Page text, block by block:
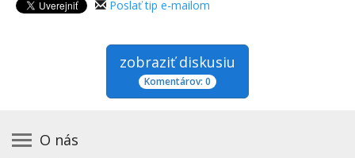
Poslať tip e-mailom
zobraziť diskusiu
Komentárov: 0
O nás